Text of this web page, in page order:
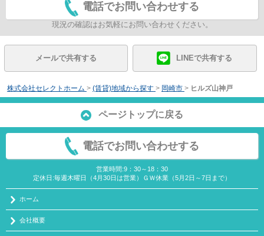
電話でお問い合わせする
現況の確認はお気軽にお問い合わせください。
メールで共有する LINEで共有する
株式会社セレクトホーム > (賃貸)地域から探す > 岡崎市 > ヒルズ山神戸
ページトップに戻る
電話でお問い合わせする
営業時間:9：30～18：30
定休日:毎週木曜日（4月30日は営業）ＧＷ休業（5月2日～7日まで）
ホーム
会社概要